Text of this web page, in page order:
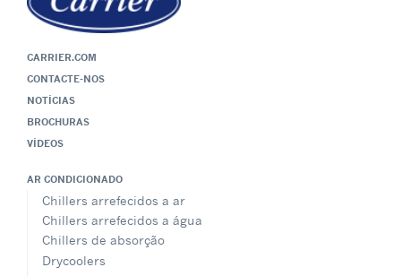
CARRIER.COM
CONTACTE-NOS
NOTÍCIAS
BROCHURAS
VÍDEOS
AR CONDICIONADO
Chillers arrefecidos a ar
Chillers arrefecidos a água
Chillers de absorção
Drycoolers